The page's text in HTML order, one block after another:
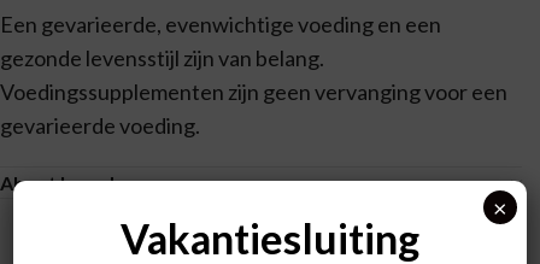
Een gevarieerde, evenwichtige voeding en een
gezonde levensstijl zijn van belang.
Voedingssupplementen zijn geen vervanging voor een
gevarieerde voeding.
About brand
Vakantiesluiting
×